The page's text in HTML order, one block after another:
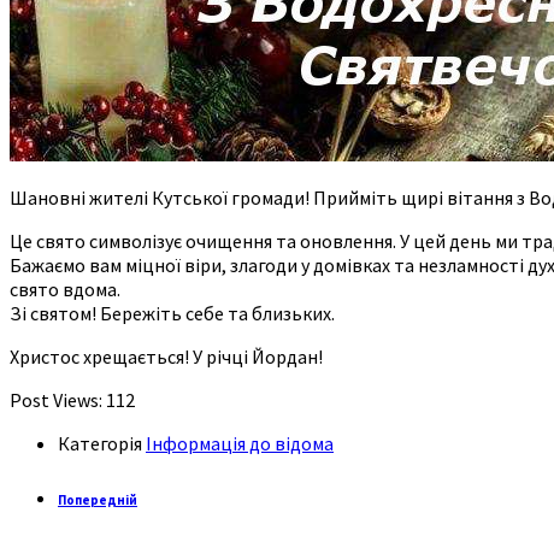
Шановні жителі Кутської громади! Прийміть щирі вітання з
Це свято символізує очищення та оновлення. У цей день ми
Бажаємо вам міцної віри, злагоди у домівках та незламності
свято вдома.
Зі святом! Бережіть себе та близьких.
Христос хрещається! У річці Йордан!
Post Views: 112
Категорія Інформація до відома
Попередній